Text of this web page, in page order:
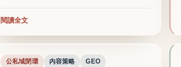
閱讀全文
公私域閉環 內容策略 GEO